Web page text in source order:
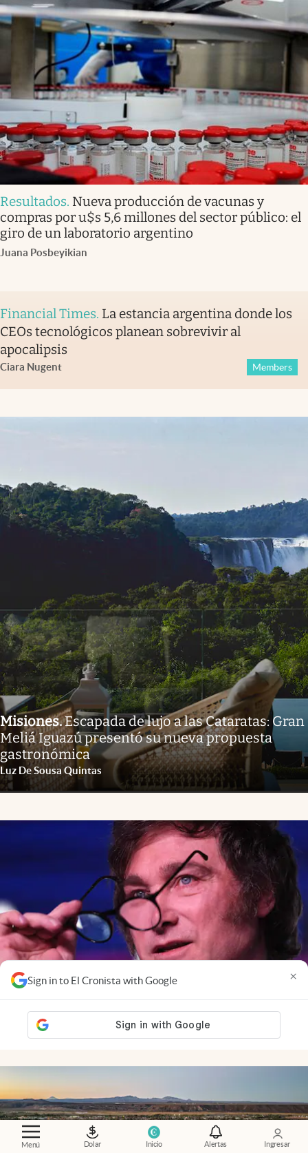
Menú Dolar Inicio Alertas Ingresar
Sign in to El Cronista with Google ×
Resultados. Nueva producción de vacunas y
compras por u$s 5,6 millones del sector público: el
giro de un laboratorio argentino
Juana Posbeyikian
Financial Times. La estancia argentina donde los
CEOs tecnológicos planean sobrevivir al
apocalipsis
Ciara Nugent Members
Misiones.Escapada de lujo a las Cataratas: Gran
Meliá Iguazú presentó su nueva propuesta
gastronómica
Luz De Sousa Quintas
Economía al día.El mercado ya mira a 2027: cómo
influye la política en las inversiones